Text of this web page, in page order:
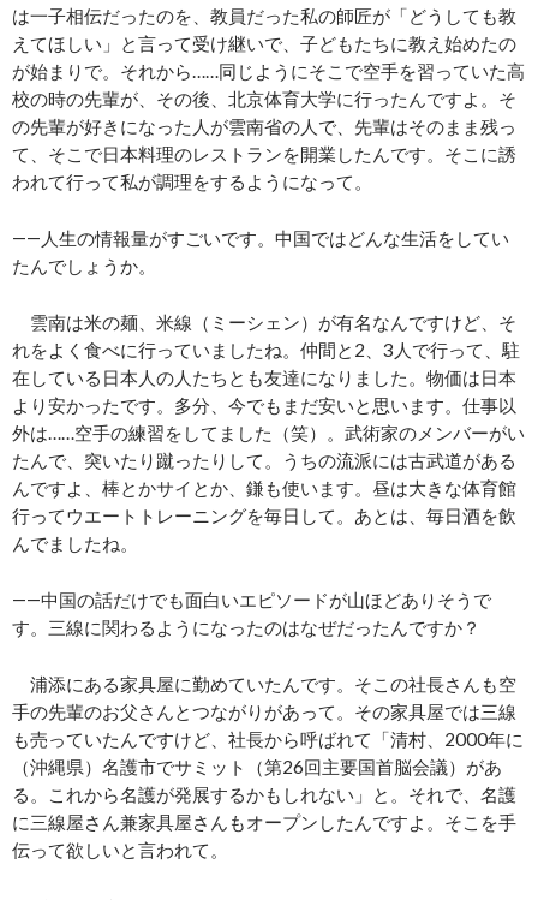
は一子相伝だったのを、教員だった私の師匠が「どうしても教
えてほしい」と言って受け継いで、子どもたちに教え始めたの
が始まりで。それから……同じようにそこで空手を習っていた高
校の時の先輩が、その後、北京体育大学に行ったんですよ。そ
の先輩が好きになった人が雲南省の人で、先輩はそのまま残っ
て、そこで日本料理のレストランを開業したんです。そこに誘
われて行って私が調理をするようになって。
――人生の情報量がすごいです。中国ではどんな生活をしてい
たんでしょうか。
雲南は米の麺、米線（ミーシェン）が有名なんですけど、そ
れをよく食べに行っていましたね。仲間と2、3人で行って、駐
在している日本人の人たちとも友達になりました。物価は日本
より安かったです。多分、今でもまだ安いと思います。仕事以
外は……空手の練習をしてました（笑）。武術家のメンバーがい
たんで、突いたり蹴ったりして。うちの流派には古武道がある
んですよ、棒とかサイとか、鎌も使います。昼は大きな体育館
行ってウエートトレーニングを毎日して。あとは、毎日酒を飲
んでましたね。
――中国の話だけでも面白いエピソードが山ほどありそうで
す。三線に関わるようになったのはなぜだったんですか？
浦添にある家具屋に勤めていたんです。そこの社長さんも空
手の先輩のお父さんとつながりがあって。その家具屋では三線
も売っていたんですけど、社長から呼ばれて「清村、2000年に
（沖縄県）名護市でサミット（第26回主要国首脳会議）があ
る。これから名護が発展するかもしれない」と。それで、名護
に三線屋さん兼家具屋さんもオープンしたんですよ。そこを手
伝って欲しいと言われて。